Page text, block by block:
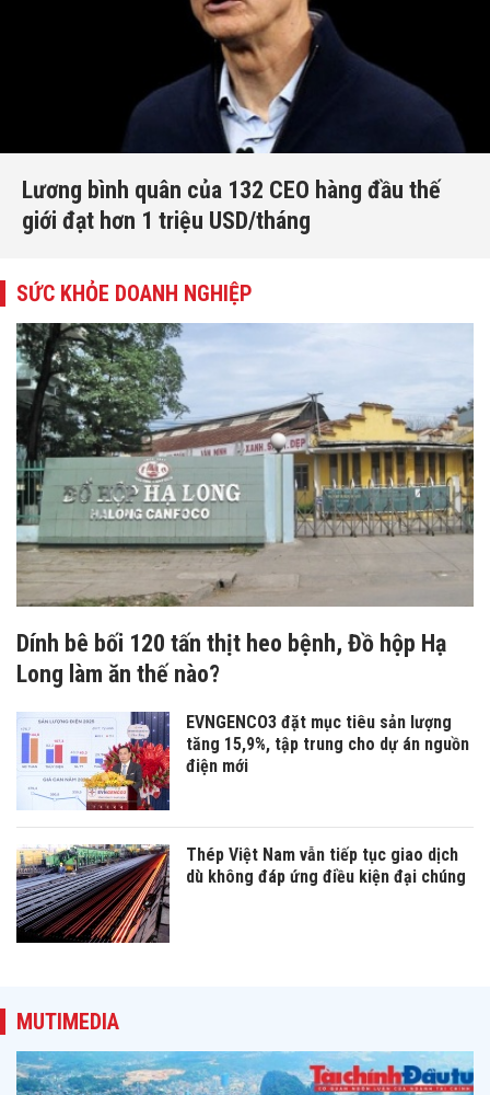
Lương bình quân của 132 CEO hàng đầu thế
giới đạt hơn 1 triệu USD/tháng
SỨC KHỎE DOANH NGHIỆP
Dính bê bối 120 tấn thịt heo bệnh, Đồ hộp Hạ
Long làm ăn thế nào?
EVNGENCO3 đặt mục tiêu sản lượng
tăng 15,9%, tập trung cho dự án nguồn
điện mới
Thép Việt Nam vẫn tiếp tục giao dịch
dù không đáp ứng điều kiện đại chúng
MUTIMEDIA